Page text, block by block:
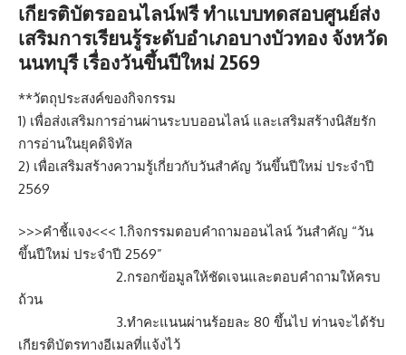
เกียรติบัตรออนไลน์ฟรีทำแบบทดสอบศูนย์ส่ง
เสริมการเรียนรู้ระดับอำเภอบางบัวทอง จังหวัด
นนทบุรี เรื่องวันขึ้นปีใหม่ 2569
**วัตถุประสงค์ของกิจกรรม
1) เพื่อส่งเสริมการอ่านผ่านระบบออนไลน์ และเสริมสร้างนิสัยรัก
การอ่านในยุคดิจิทัล
2) เพื่อเสริมสร้างความรู้เกี่ยวกับวันสำคัญ วันขึ้นปีใหม่ ประจำปี
2569
>>>คำชี้แจง<<< 1.กิจกรรมตอบคำถามออนไลน์ วันสำคัญ “วัน
ขึ้นปีใหม่ ประจำปี 2569”
2.กรอกข้อมูลให้ชัดเจนและตอบคำถามให้ครบ
ถ้วน
3.ทำคะแนนผ่านร้อยละ 80 ขึ้นไป ท่านจะได้รับ
เกียรติบัตรทางอีเมลที่แจ้งไว้